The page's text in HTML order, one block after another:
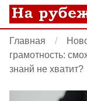
Главная
грамотность:
знанй не хватит?